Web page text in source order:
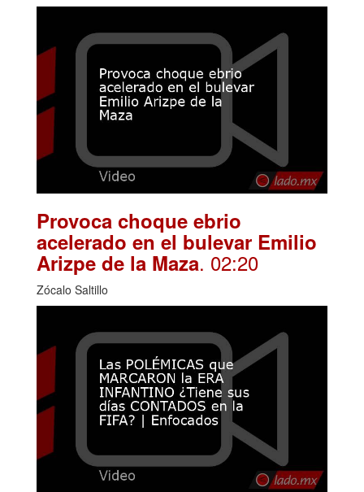
Provoca choque ebrio
acelerado en el bulevar Emilio
Arizpe de la Maza. 02:20
Zócalo Saltillo